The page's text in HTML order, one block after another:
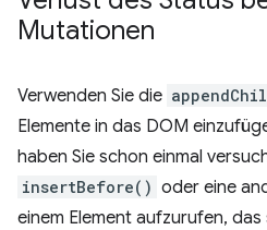
Mutationen
Verwenden Sie die
Elemente in das DOM
haben Sie schon einmal
insertBefore() oder eine
einem Element aufzurufen,